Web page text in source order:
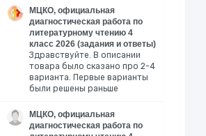
МЦКО, официальная
диагностическая работа по
литературному чтению 4
класс 2026 (задания и ответы)
Здравствуйте. В описании
товара было сказано про 2-4
варианта. Первые варианты
были решены раньше
МЦКО, официальная
диагностическая работа по